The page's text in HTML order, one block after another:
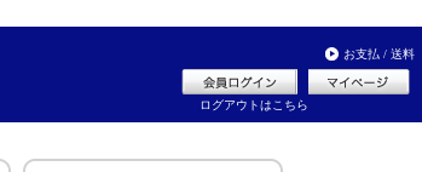
お支払 / 送料
ログアウトはこちら